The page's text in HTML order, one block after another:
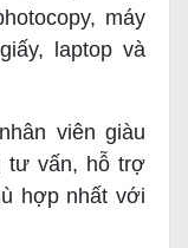
máy
laptop và
viên giàu
tư vấn, hỗ trợ
hợp nhất với